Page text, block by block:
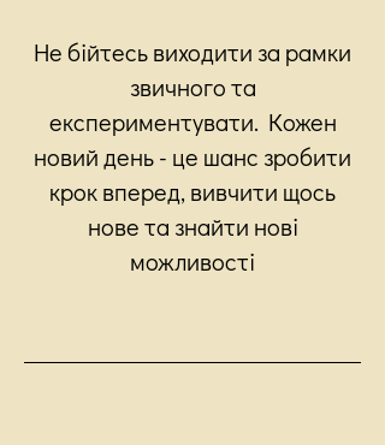
Не бійтесь виходити за рамки
звичного та
експериментувати. Кожен
новий день - це шанс зробити
крок вперед, вивчити щось
нове та знайти нові
можливості